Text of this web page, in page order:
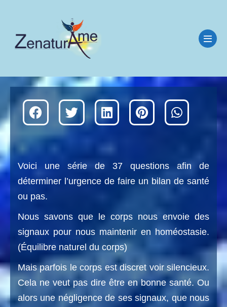
Voici une série de 37 questions afin de
déterminer l’urgence de faire un bilan de santé
ou pas.
Nous savons que le corps nous envoie des
signaux pour nous maintenir en homéostasie.
(Équilibre naturel du corps)
Mais parfois le corps est discret voir silencieux.
Cela ne veut pas dire être en bonne santé. Ou
alors une négligence de ses signaux, que nous